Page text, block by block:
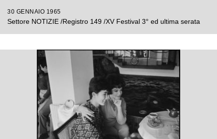
30 GENNAIO 1965
Settore NOTIZIE /Registro 149 /XV Festival 3° ed ultima serata